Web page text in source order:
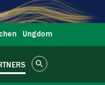
Ungdom